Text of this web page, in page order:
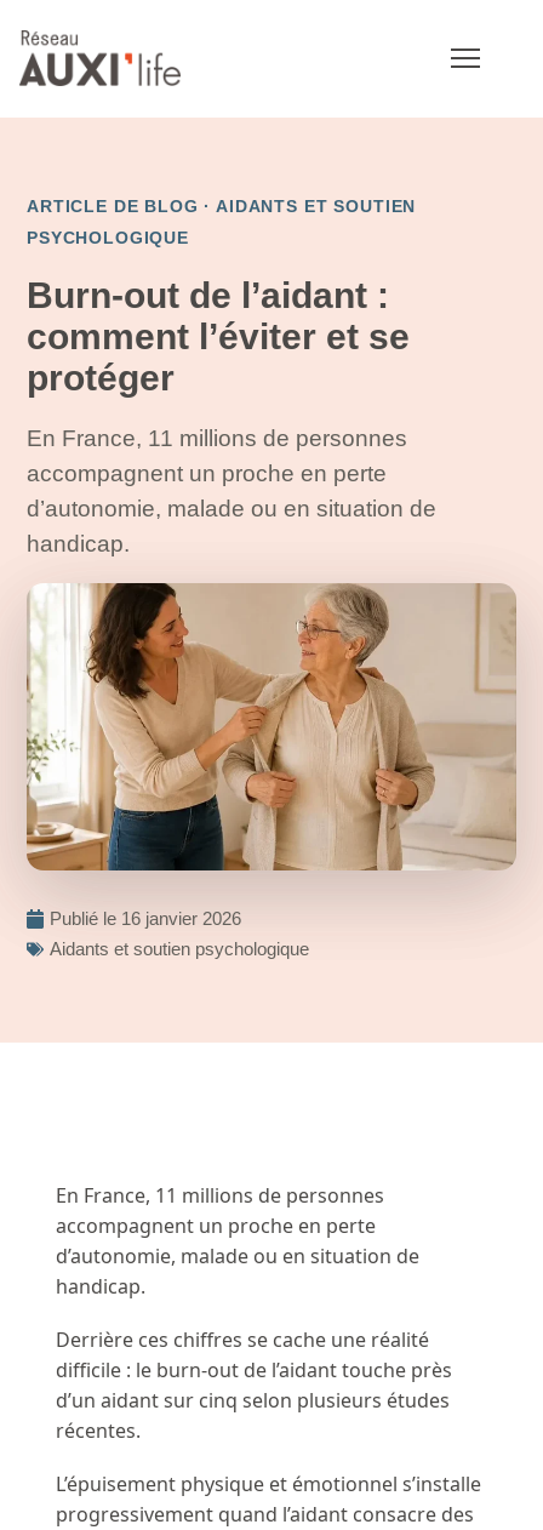
ARTICLE DE BLOG ·AIDANTS ET SOUTIEN
PSYCHOLOGIQUE
Burn-out de l’aidant :
comment l’éviter et se
protéger
En France, 11 millions de personnes
accompagnent un proche en perte
d’autonomie, malade ou en situation de
handicap.
Publié le 16 janvier 2026
Aidants et soutien psychologique
En France, 11 millions de personnes
accompagnent un proche en perte
d’autonomie, malade ou en situation de
handicap.
Derrière ces chiffres se cache une réalité
difficile : le burn-out de l’aidant touche près
d’un aidant sur cinq selon plusieurs études
récentes.
L’épuisement physique et émotionnel s’installe
progressivement quand l’aidant consacre des